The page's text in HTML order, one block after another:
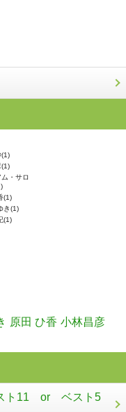
(1)
(1)
・サロ
(1)
き(1)
(1)
原田 ひ香 小林昌彦
ト11 or ベスト5